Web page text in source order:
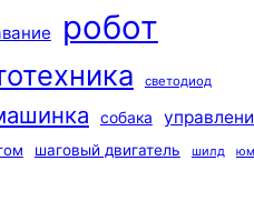
робот
светодиод
собака
шаговый двигатель шилд